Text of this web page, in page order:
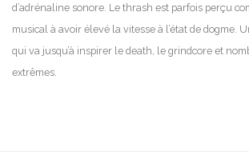
d’adrénaline sonore. Le thrash est parfois perçu
musical à avoir élevé la vitesse à l’état de dogme.
qui va jusqu’à inspirer le death, le grindcore et
extrêmes.